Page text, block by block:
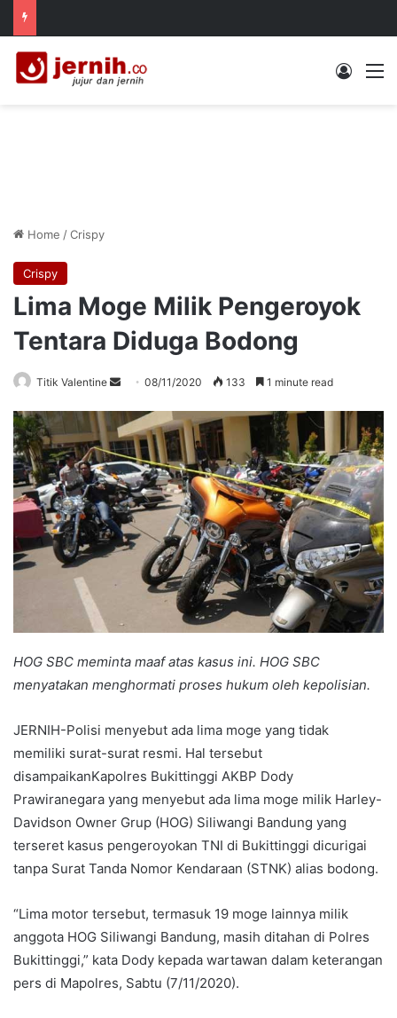
Log In
Home /Crispy
Crispy
Lima Moge Milik Pengeroyok
Tentara Diduga Bodong
Titik Valentine
Send
email
08/11/2020 133 1 minute read
HOG SBC meminta maaf atas kasus ini. HOG SBC
menyatakan menghormati proses hukum oleh kepolisian.
JERNIH-Polisi menyebut ada lima moge yang tidak
memiliki surat-surat resmi. Hal tersebut
disampaikanKapolres Bukittinggi AKBP Dody
Prawiranegara yang menyebut ada lima moge milik Harley-
Davidson Owner Grup (HOG) Siliwangi Bandung yang
terseret kasus pengeroyokan TNI di Bukittinggi dicurigai
tanpa Surat Tanda Nomor Kendaraan (STNK) alias bodong.
“Lima motor tersebut, termasuk 19 moge lainnya milik
anggota HOG Siliwangi Bandung, masih ditahan di Polres
Bukittinggi,” kata Dody kepada wartawan dalam keterangan
pers di Mapolres, Sabtu (7/11/2020).